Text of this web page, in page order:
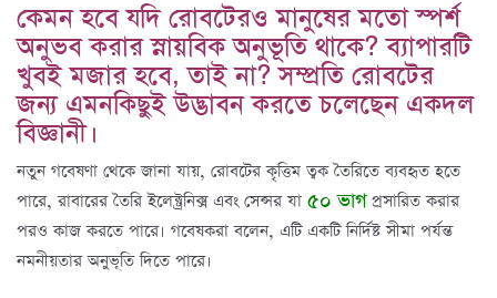
কেমন হবে যদি রোবটেরও মানুষের মতো স্পর্শ
অনুভব করার স্নায়বিক অনুভূতি থাকে? ব্যাপারটি
খুবই মজার হবে, তাই না? সম্প্রতি রোবটের
জন্য এমনকিছুই উদ্ভাবন করতে চলেছেন একদল
বিজ্ঞানী।
নতুন গবেষণা থেকে জানা যায়, রোবটের কৃত্তিম ত্বক তৈরিতে ব্যবহৃত হতে
পারে, রাবারের তৈরি ইলেক্ট্রনিক্স এবং সেন্সর যা ৫০ ভাগপ্রসারিত করার
পরও কাজ করতে পারে। গবেষকরা বলেন, এটি একটি নির্দিষ্ট সীমা পর্যন্ত
নমনীয়তার অনুভূতি দিতে পারে।